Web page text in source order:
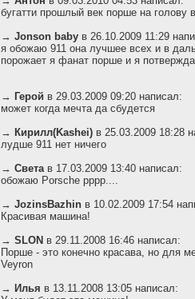
бугатти прошлый век порше на голову
→ Jonson baby в 26.10.2009 11:29
я обожаю 911 она лучшее всех и в
порожает я фанат порше и я
→ Герой в 29.03.2009 09:20 написал:
может когда мечта да сбудется
→ Кирилл(Kashei) в 25.03.2009 18:28
лудше 911 нет ничего
→ Светав 17.03.2009 13:40 написал:
обожаю Porsche рррр....
→ JozinsBazhin в 10.02.2009 17:54
Красивая машина!
→ SLON в 29.11.2008 16:46 написал:
Порше - это конечно красава, но для
Veyron
→ Илья в 13.11.2008 13:05 написал: